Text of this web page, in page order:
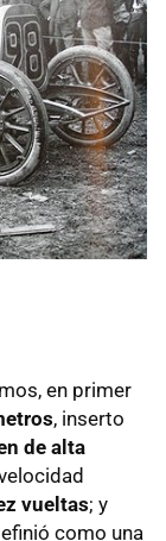
en primer
, inserto
de alta
vueltas; y
como una